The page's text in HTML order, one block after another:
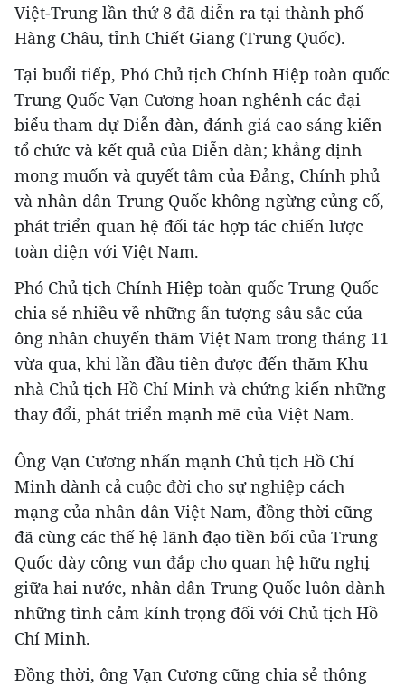
Việt-Trung lần thứ 8 đã diễn ra tại thành phố
Hàng Châu, tỉnh Chiết Giang (Trung Quốc).
Tại buổi tiếp, Phó Chủ tịch Chính Hiệp toàn quốc
Trung Quốc Vạn Cương hoan nghênh các đại
biểu tham dự Diễn đàn, đánh giá cao sáng kiến
tổ chức và kết quả của Diễn đàn; khẳng định
mong muốn và quyết tâm của Đảng, Chính phủ
và nhân dân Trung Quốc không ngừng củng cố,
phát triển quan hệ đối tác hợp tác chiến lược
toàn diện với Việt Nam.
Phó Chủ tịch Chính Hiệp toàn quốc Trung Quốc
chia sẻ nhiều về những ấn tượng sâu sắc của
ông nhân chuyến thăm Việt Nam trong tháng 11
vừa qua, khi lần đầu tiên được đến thăm Khu
nhà Chủ tịch Hồ Chí Minh và chứng kiến những
thay đổi, phát triển mạnh mẽ của Việt Nam.
Ông Vạn Cương nhấn mạnh Chủ tịch Hồ Chí
Minh dành cả cuộc đời cho sự nghiệp cách
mạng của nhân dân Việt Nam, đồng thời cũng
đã cùng các thế hệ lãnh đạo tiền bối của Trung
Quốc dày công vun đắp cho quan hệ hữu nghị
giữa hai nước, nhân dân Trung Quốc luôn dành
những tình cảm kính trọng đối với Chủ tịch Hồ
Chí Minh.
Đồng thời, ông Vạn Cương cũng chia sẻ thông